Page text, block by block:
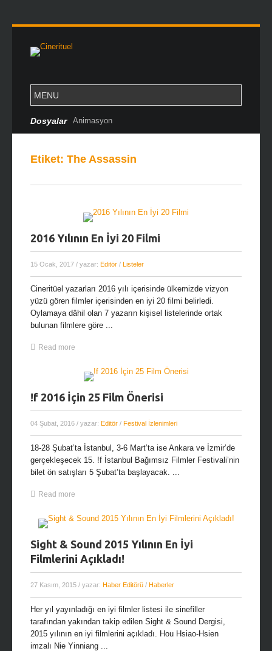
Dosyalar Animasyon
Etiket: The Assassin
2016 Yılının En İyi 20 Filmi
15 Ocak, 2017 / yazar: Editör / Listeler
Cineritüel yazarları 2016 yılı içerisinde ülkemizde vizyon
yüzü gören filmler içerisinden en iyi 20 filmi belirledi.
Oylamaya dâhil olan 7 yazarın kişisel listelerinde ortak
bulunan filmlere göre ...
Read more
!f 2016 İçin 25 Film Önerisi
04 Şubat, 2016 / yazar: Editör / Festival İzlenimleri
18-28 Şubat’ta İstanbul, 3-6 Mart’ta ise Ankara ve İzmir’de
gerçekleşecek 15. !f İstanbul Bağımsız Filmler Festivali’nin
bilet ön satışları 5 Şubat’ta başlayacak. ...
Read more
Sight & Sound 2015 Yılının En İyi
Filmlerini Açıkladı!
27 Kasım, 2015 / yazar: Haber Editörü / Haberler
Her yıl yayınladığı en iyi filmler listesi ile sinefiller
tarafından yakından takip edilen Sight & Sound Dergisi,
2015 yılının en iyi filmlerini açıkladı. Hou Hsiao-Hsien
imzalı Nie Yinniang ...